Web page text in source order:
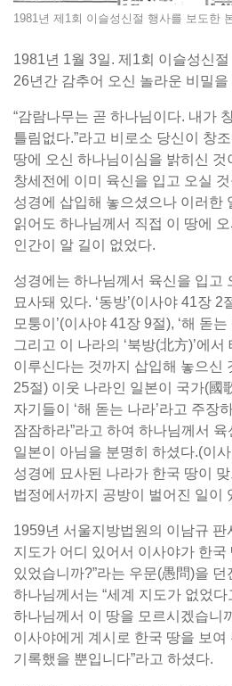
1981년 제1회 이슬성신절 행사를 보도한
1981년 1월 3일. 제1회 이슬성신
26년간 감추어 오신 놀라운 비밀을
“감람나무는 곧 하나님이다. 내가
틀림없다.”라고 비로소 당신이 창
땅에 오신 하나님이심을 밝히신 것
창세전에 이미 육신을 입고 오실
성경에 삽입해 놓으셨으나 이러한
읽어도 하나님께서 직접 이 땅에
인간이 알 길이 없었다.
성경에는 하나님께서 육신을 입고
묘사돼 있다. ‘동방’(이사야 41장 2
모퉁이’(이사야 41장 9절), ‘해 돋
그리고 이 나라의 ‘북방(北方)’에서
이루신다는 것까지 삽입해 놓으신
25절) 이웃 나라인 일본이 국가(國
자기들이 ‘해 돋는 나라’라고 주장
잠잠하라”라고 하여 하나님께서
일본이 아님을 분명히 하셨다.(이
성경에 묘사된 나라가 한국 땅이
법정에서까지 공방이 벌어진 일이
1959년 서울지방법원의 이남규 판
지도가 어디 있어서 이사야가 한국
있었습니까?”라는 우문(愚問)을 던
하나님께서는 “세계 지도가 없었다
하나님께서 이 땅을 모르시겠습니
이사야에게 계시로 한국 땅을 보여
기록했을 뿐입니다”라고 하셨다.